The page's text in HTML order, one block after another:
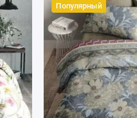
Популярный